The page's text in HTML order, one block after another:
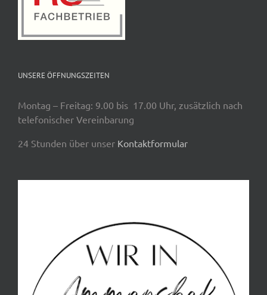
UNSERE ÖFFNUNGSZEITEN
Montag – Freitag: 9.00 bis 17.00 Uhr, zusätzlich nach
telefonischer Vereinbarung
24 Stunden über unser Kontaktformular